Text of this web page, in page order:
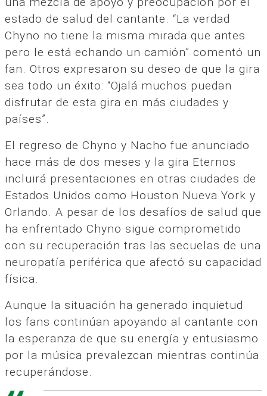
estado de salud del cantante. “La verdad
Chyno no tiene la misma mirada que antes
pero le está echando un camión” comentó un
fan. Otros expresaron su deseo de que la gira
sea todo un éxito: “Ojalá muchos puedan
disfrutar de esta gira en más ciudades y
países”.
El regreso de Chyno y Nacho fue anunciado
hace más de dos meses y la gira Eternos
incluirá presentaciones en otras ciudades de
Estados Unidos como Houston Nueva York y
Orlando. A pesar de los desafíos de salud que
ha enfrentado Chyno sigue comprometido
con su recuperación tras las secuelas de una
neuropatía periférica que afectó su capacidad
física.
Aunque la situación ha generado inquietud
los fans continúan apoyando al cantante con
la esperanza de que su energía y entusiasmo
por la música prevalezcan mientras continúa
recuperándose.